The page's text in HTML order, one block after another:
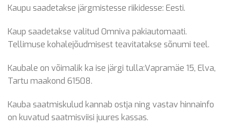
Kaupu saadetakse järgmistesse riikidesse: Eesti.
Kaup saadetakse valitud Omniva pakiautomaati.
Tellimuse kohalejõudmisest teavitatakse sõnumi teel.
Kaubale on võimalik ka ise järgi tulla:Vapramäe 15, Elva,
Tartu maakond 61508.
Kauba saatmiskulud kannab ostja ning vastav hinnainfo
on kuvatud saatmisviisi juures kassas.